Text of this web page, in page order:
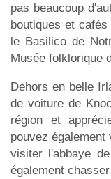
pas beaucoup
boutiques et
le Basilico de
Musée folklorique
Dehors en belle
de voiture de
région et
pouvez
visiter l'abbaye
également